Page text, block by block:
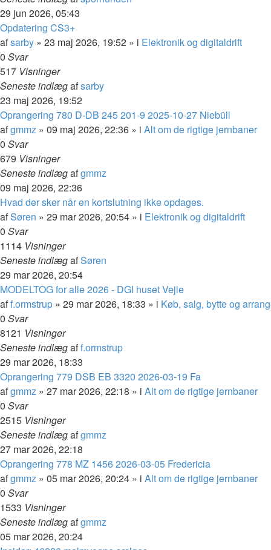
29 jun 2026, 05:43
Opdatering CS3+
afsarby » 23 maj 2026, 19:52 » i Elektronik og digitaldrift
0 Svar
517 Visninger
Seneste indlægafsarby
23 maj 2026, 19:52
Oprangering 780 D-DB 245 201-9 2025-10-27 Niebüll
afgmmz » 09 maj 2026, 22:36 » i Alt om de rigtige jernbaner
0 Svar
679 Visninger
Seneste indlægafgmmz
09 maj 2026, 22:36
Hvad der sker når en kortslutning ikke opdages.
afSøren » 29 mar 2026, 20:54 » i Elektronik og digitaldrift
0 Svar
1114 Visninger
Seneste indlægafSøren
29 mar 2026, 20:54
MODELTOG for alle 2026 - DGI huset Vejle
aff.ormstrup » 29 mar 2026, 18:33 » i Køb, salg, bytte og
0 Svar
8121 Visninger
Seneste indlægaff.ormstrup
29 mar 2026, 18:33
Oprangering 779 DSB EB 3320 2026-03-19 Fa
afgmmz » 27 mar 2026, 22:18 » i Alt om de rigtige jernbaner
0 Svar
2515 Visninger
Seneste indlægafgmmz
27 mar 2026, 22:18
Oprangering 778 MZ 1456 2026-03-05 Fredericia
afgmmz » 05 mar 2026, 20:24 » i Alt om de rigtige jernbaner
0 Svar
1533 Visninger
Seneste indlægafgmmz
05 mar 2026, 20:24